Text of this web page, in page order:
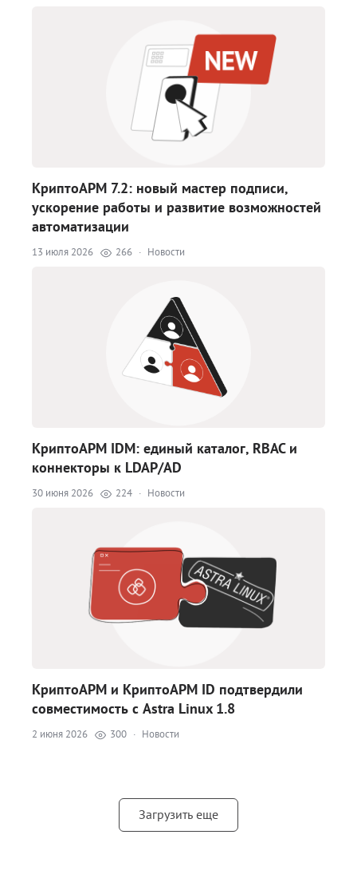
КриптоАРМ 7.2: новый мастер подписи,
ускорение работы и развитие возможностей
автоматизации
13 июля 2026 266 · Новости
КриптоАРМ IDM: единый каталог, RBAC и
коннекторы к LDAP/AD
30 июня 2026 224 · Новости
КриптоАРМ и КриптоАРМ ID подтвердили
совместимость с Astra Linux 1.8
2 июня 2026 300 · Новости
Загрузить еще